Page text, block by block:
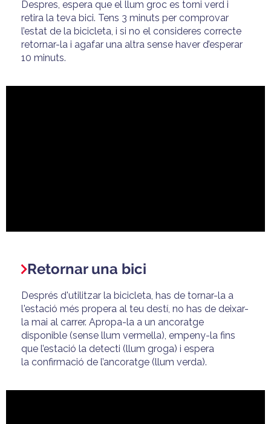
Despres, espera que el llum groc es torni verd i
retira la teva bici. Tens 3 minuts per comprovar
l’estat de la bicicleta, i si no el consideres correcte
retornar-la i agafar una altra sense haver d’esperar
10 minuts.
Retornar una bici
Després d'utilitzar la bicicleta, has de tornar-la a
l'estació més propera al teu destí, no has de deixar-
la mai al carrer. Apropa-la a un ancoratge
disponible (sense llum vermella), empeny-la fins
que l’estació la detecti (llum groga) i espera
la confirmació de l’ancoratge (llum verda).